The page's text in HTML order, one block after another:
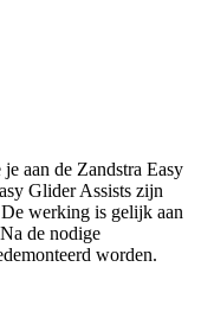
aan de Zandstra Easy
Glider Assists zijn
werking is gelijk aan
de nodige
worden.